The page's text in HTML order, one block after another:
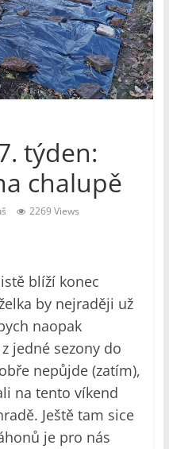
týden:
chalupě
2269 Views
blíží konec
by nejraději už
naopak
jedné sezony do
nepůjde (zatím),
na tento víkend
Ještě tam sice
je pro nás